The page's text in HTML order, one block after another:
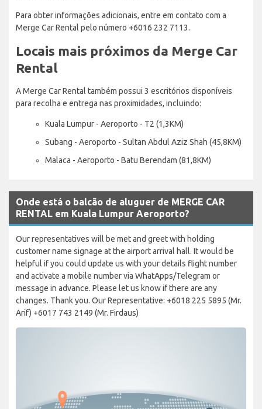
Para obter informações adicionais, entre em contato com a
Merge Car Rental pelo número +6016 232 7113.
Locais mais próximos da Merge Car
Rental
A Merge Car Rental também possui 3 escritórios disponíveis
para recolha e entrega nas proximidades, incluindo:
Kuala Lumpur - Aeroporto - T2 (1,3KM)
Subang - Aeroporto - Sultan Abdul Aziz Shah (45,8KM)
Malaca - Aeroporto - Batu Berendam (81,8KM)
Onde está o balcão de aluguer de MERGE CAR
RENTAL em Kuala Lumpur Aeroporto?
Our representatives will be met and greet with holding
customer name signage at the airport arrival hall. It would be
helpful if you could update us with your details flight number
and activate a mobile number via WhatApps/Telegram or
message in advance. Please let us know if there are any
changes. Thank you. Our Representative: +6018 225 5895 (Mr.
Arif) +6017 743 2149 (Mr. Firdaus)